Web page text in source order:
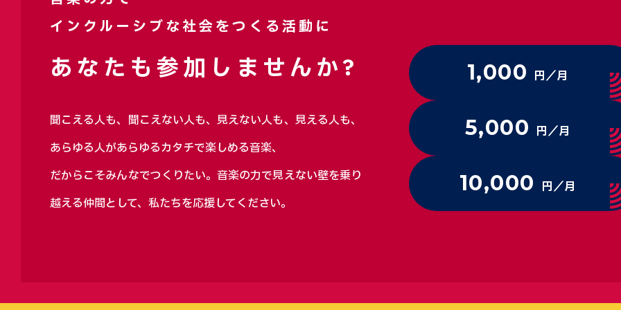
インクルーシブな社会をつくる活動に
あなたも参加しませんか?
聞こえる人も、聞こえない人も、見えない人も、見える人も、
あらゆる人があらゆるカタチで楽しめる音楽、
だからこそみんなでつくりたい。音楽の力で見えない壁を乗り
越える仲間として、私たちを応援してください。
1,000 円／月
5,000 円／月
10,000 円／月